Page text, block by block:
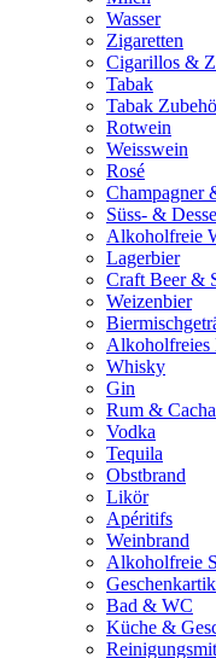
Wasser
Zigaretten
Cigarillos &
Tabak
Tabak
Rotwein
Weisswein
Rosé
Champagner
Süss- &
Alkoholfreie
Lagerbier
Craft Beer &
Weizenbier
Alkoholfreies
Whisky
Gin
Rum &
Vodka
Tequila
Obstbrand
Likör
Apéritifs
Weinbrand
Alkoholfreie
Bad & WC
Küche &